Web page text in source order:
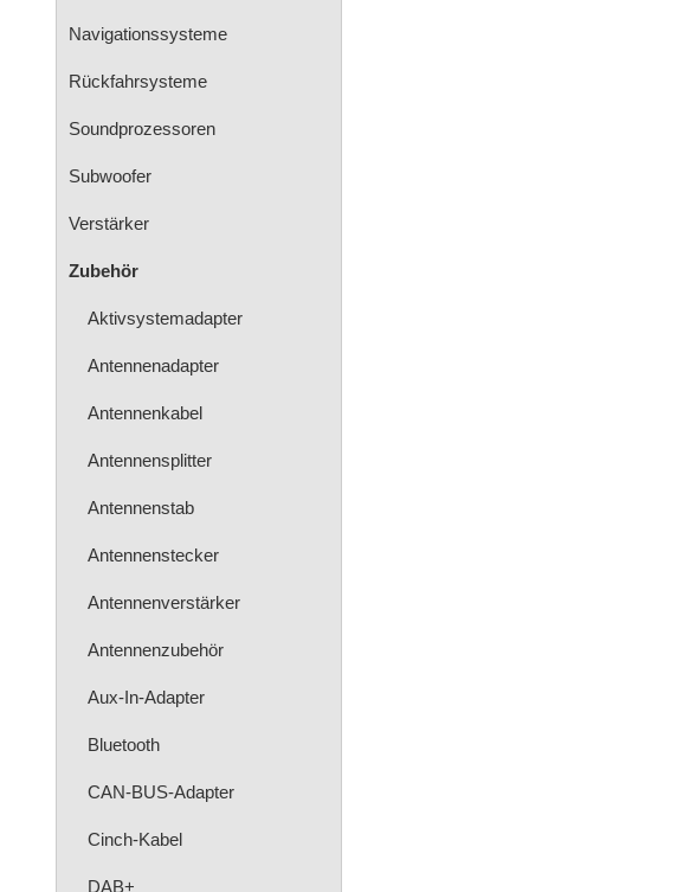
Navigationssysteme
Rückfahrsysteme
Soundprozessoren
Subwoofer
Verstärker
Zubehör
Aktivsystemadapter
Antennenadapter
Antennenkabel
Antennensplitter
Antennenstab
Antennenstecker
Antennenverstärker
Antennenzubehör
Aux-In-Adapter
Bluetooth
CAN-BUS-Adapter
Cinch-Kabel
DAB+